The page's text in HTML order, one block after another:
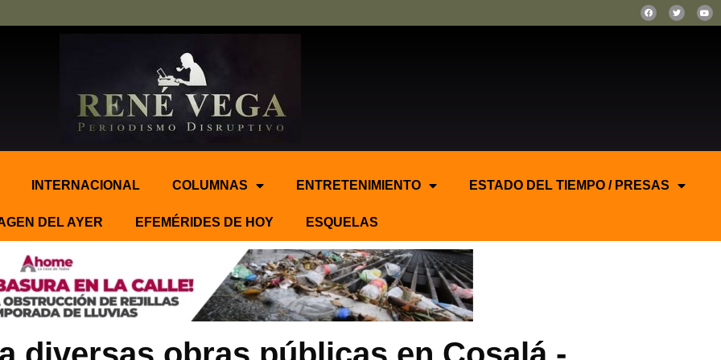
INTERNACIONAL COLUMNAS ENTRETENIMIENTO ESTADO DEL TIEMPO / PRESAS
DEL AYER EFEMÉRIDES DE HOY ESQUELAS